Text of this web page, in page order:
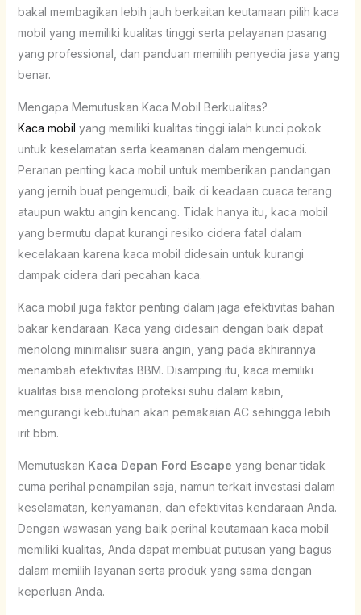
bakal membagikan lebih jauh berkaitan keutamaan pilih kaca
mobil yang memiliki kualitas tinggi serta pelayanan pasang
yang professional, dan panduan memilih penyedia jasa yang
benar.
Mengapa Memutuskan Kaca Mobil Berkualitas?
Kaca mobil yang memiliki kualitas tinggi ialah kunci pokok
untuk keselamatan serta keamanan dalam mengemudi.
Peranan penting kaca mobil untuk memberikan pandangan
yang jernih buat pengemudi, baik di keadaan cuaca terang
ataupun waktu angin kencang. Tidak hanya itu, kaca mobil
yang bermutu dapat kurangi resiko cidera fatal dalam
kecelakaan karena kaca mobil didesain untuk kurangi
dampak cidera dari pecahan kaca.
Kaca mobil juga faktor penting dalam jaga efektivitas bahan
bakar kendaraan. Kaca yang didesain dengan baik dapat
menolong minimalisir suara angin, yang pada akhirannya
menambah efektivitas BBM. Disamping itu, kaca memiliki
kualitas bisa menolong proteksi suhu dalam kabin,
mengurangi kebutuhan akan pemakaian AC sehingga lebih
irit bbm.
Memutuskan Kaca Depan Ford Escape yang benar tidak
cuma perihal penampilan saja, namun terkait investasi dalam
keselamatan, kenyamanan, dan efektivitas kendaraan Anda.
Dengan wawasan yang baik perihal keutamaan kaca mobil
memiliki kualitas, Anda dapat membuat putusan yang bagus
dalam memilih layanan serta produk yang sama dengan
keperluan Anda.